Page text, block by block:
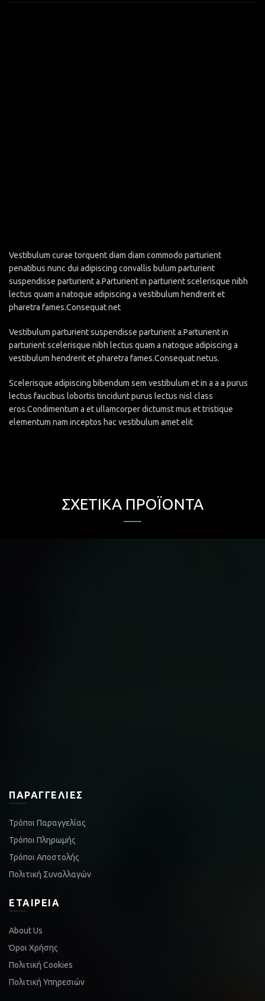
Vestibulum curae torquent diam diam commodo parturient
penatibus nunc dui adipiscing convallis bulum parturient
suspendisse parturient a.Parturient in parturient scelerisque nibh
lectus quam a natoque adipiscing a vestibulum hendrerit et
pharetra fames.Consequat net
Vestibulum parturient suspendisse parturient a.Parturient in
parturient scelerisque nibh lectus quam a natoque adipiscing a
vestibulum hendrerit et pharetra fames.Consequat netus.
Scelerisque adipiscing bibendum sem vestibulum et in a a a purus
lectus faucibus lobortis tincidunt purus lectus nisl class
eros.Condimentum a et ullamcorper dictumst mus et tristique
elementum nam inceptos hac vestibulum amet elit
ΣΧΕΤΙΚΆ ΠΡΟΪΌΝΤΑ
ΠΑΡΑΓΓΕΛΊΕΣ
Τρόποι Παραγγελίας
Τρόποι Πληρωμής
Τρόποι Αποστολής
Πολιτική Συναλλαγών
ΕΤΑΙΡΕΊΑ
About Us
Όροι Χρήσης
Πολιτική Cookies
Πολιτική Υπηρεσιών